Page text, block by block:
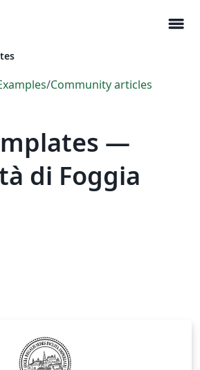
menu
/Community articles
—
di Foggia